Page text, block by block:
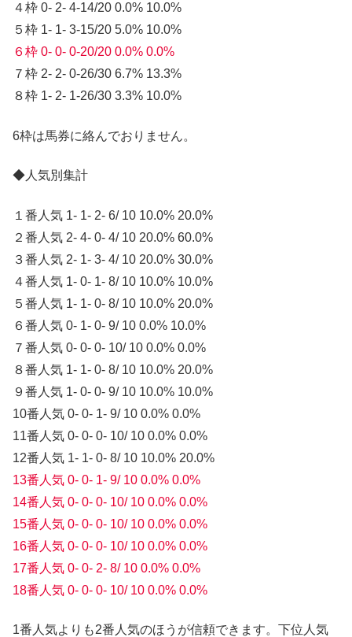
４枠 0- 2- 4-14/20 0.0% 10.0%
５枠 1- 1- 3-15/20 5.0% 10.0%
６枠 0- 0- 0-20/20 0.0% 0.0%
７枠 2- 2- 0-26/30 6.7% 13.3%
８枠 1- 2- 1-26/30 3.3% 10.0%
6枠は馬券に絡んでおりません。
◆人気別集計
１番人気 1- 1- 2- 6/ 10 10.0% 20.0%
２番人気 2- 4- 0- 4/ 10 20.0% 60.0%
３番人気 2- 1- 3- 4/ 10 20.0% 30.0%
４番人気 1- 0- 1- 8/ 10 10.0% 10.0%
５番人気 1- 1- 0- 8/ 10 10.0% 20.0%
６番人気 0- 1- 0- 9/ 10 0.0% 10.0%
７番人気 0- 0- 0- 10/ 10 0.0% 0.0%
８番人気 1- 1- 0- 8/ 10 10.0% 20.0%
９番人気 1- 0- 0- 9/ 10 10.0% 10.0%
10番人気 0- 0- 1- 9/ 10 0.0% 0.0%
11番人気 0- 0- 0- 10/ 10 0.0% 0.0%
12番人気 1- 1- 0- 8/ 10 10.0% 20.0%
13番人気 0- 0- 1- 9/ 10 0.0% 0.0%
14番人気 0- 0- 0- 10/ 10 0.0% 0.0%
15番人気 0- 0- 0- 10/ 10 0.0% 0.0%
16番人気 0- 0- 0- 10/ 10 0.0% 0.0%
17番人気 0- 0- 2- 8/ 10 0.0% 0.0%
18番人気 0- 0- 0- 10/ 10 0.0% 0.0%
1番人気よりも2番人気のほうが信頼できます。下位人気